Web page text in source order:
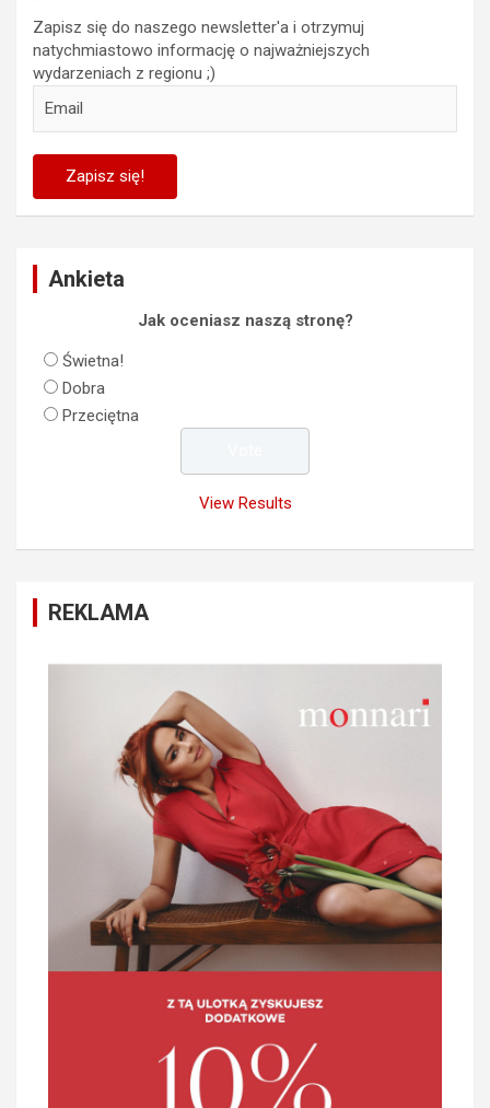
Zapisz się do naszego newsletter'a i otrzymuj
natychmiastowo informację o najważniejszych
wydarzeniach z regionu ;)
Ankieta
Jak oceniasz naszą stronę?
Świetna!
Dobra
Przeciętna
View Results
REKLAMA